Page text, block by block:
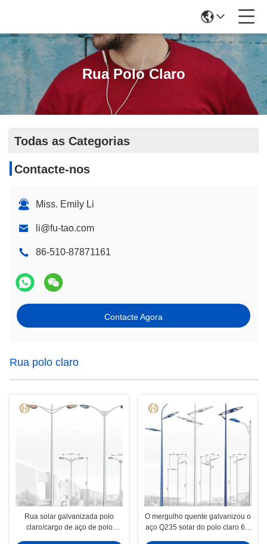
Rua Polo Claro
Todas as Categorias
Contacte-nos
Miss. Emily Li
li@fu-tao.com
86-510-87871161
Contacte Agora
Rua polo claro
Rua solar galvanizada polo
claro/cargo de aço de polo
O mergulho quente galvanizou o
aço Q235 solar do polo claro 6m